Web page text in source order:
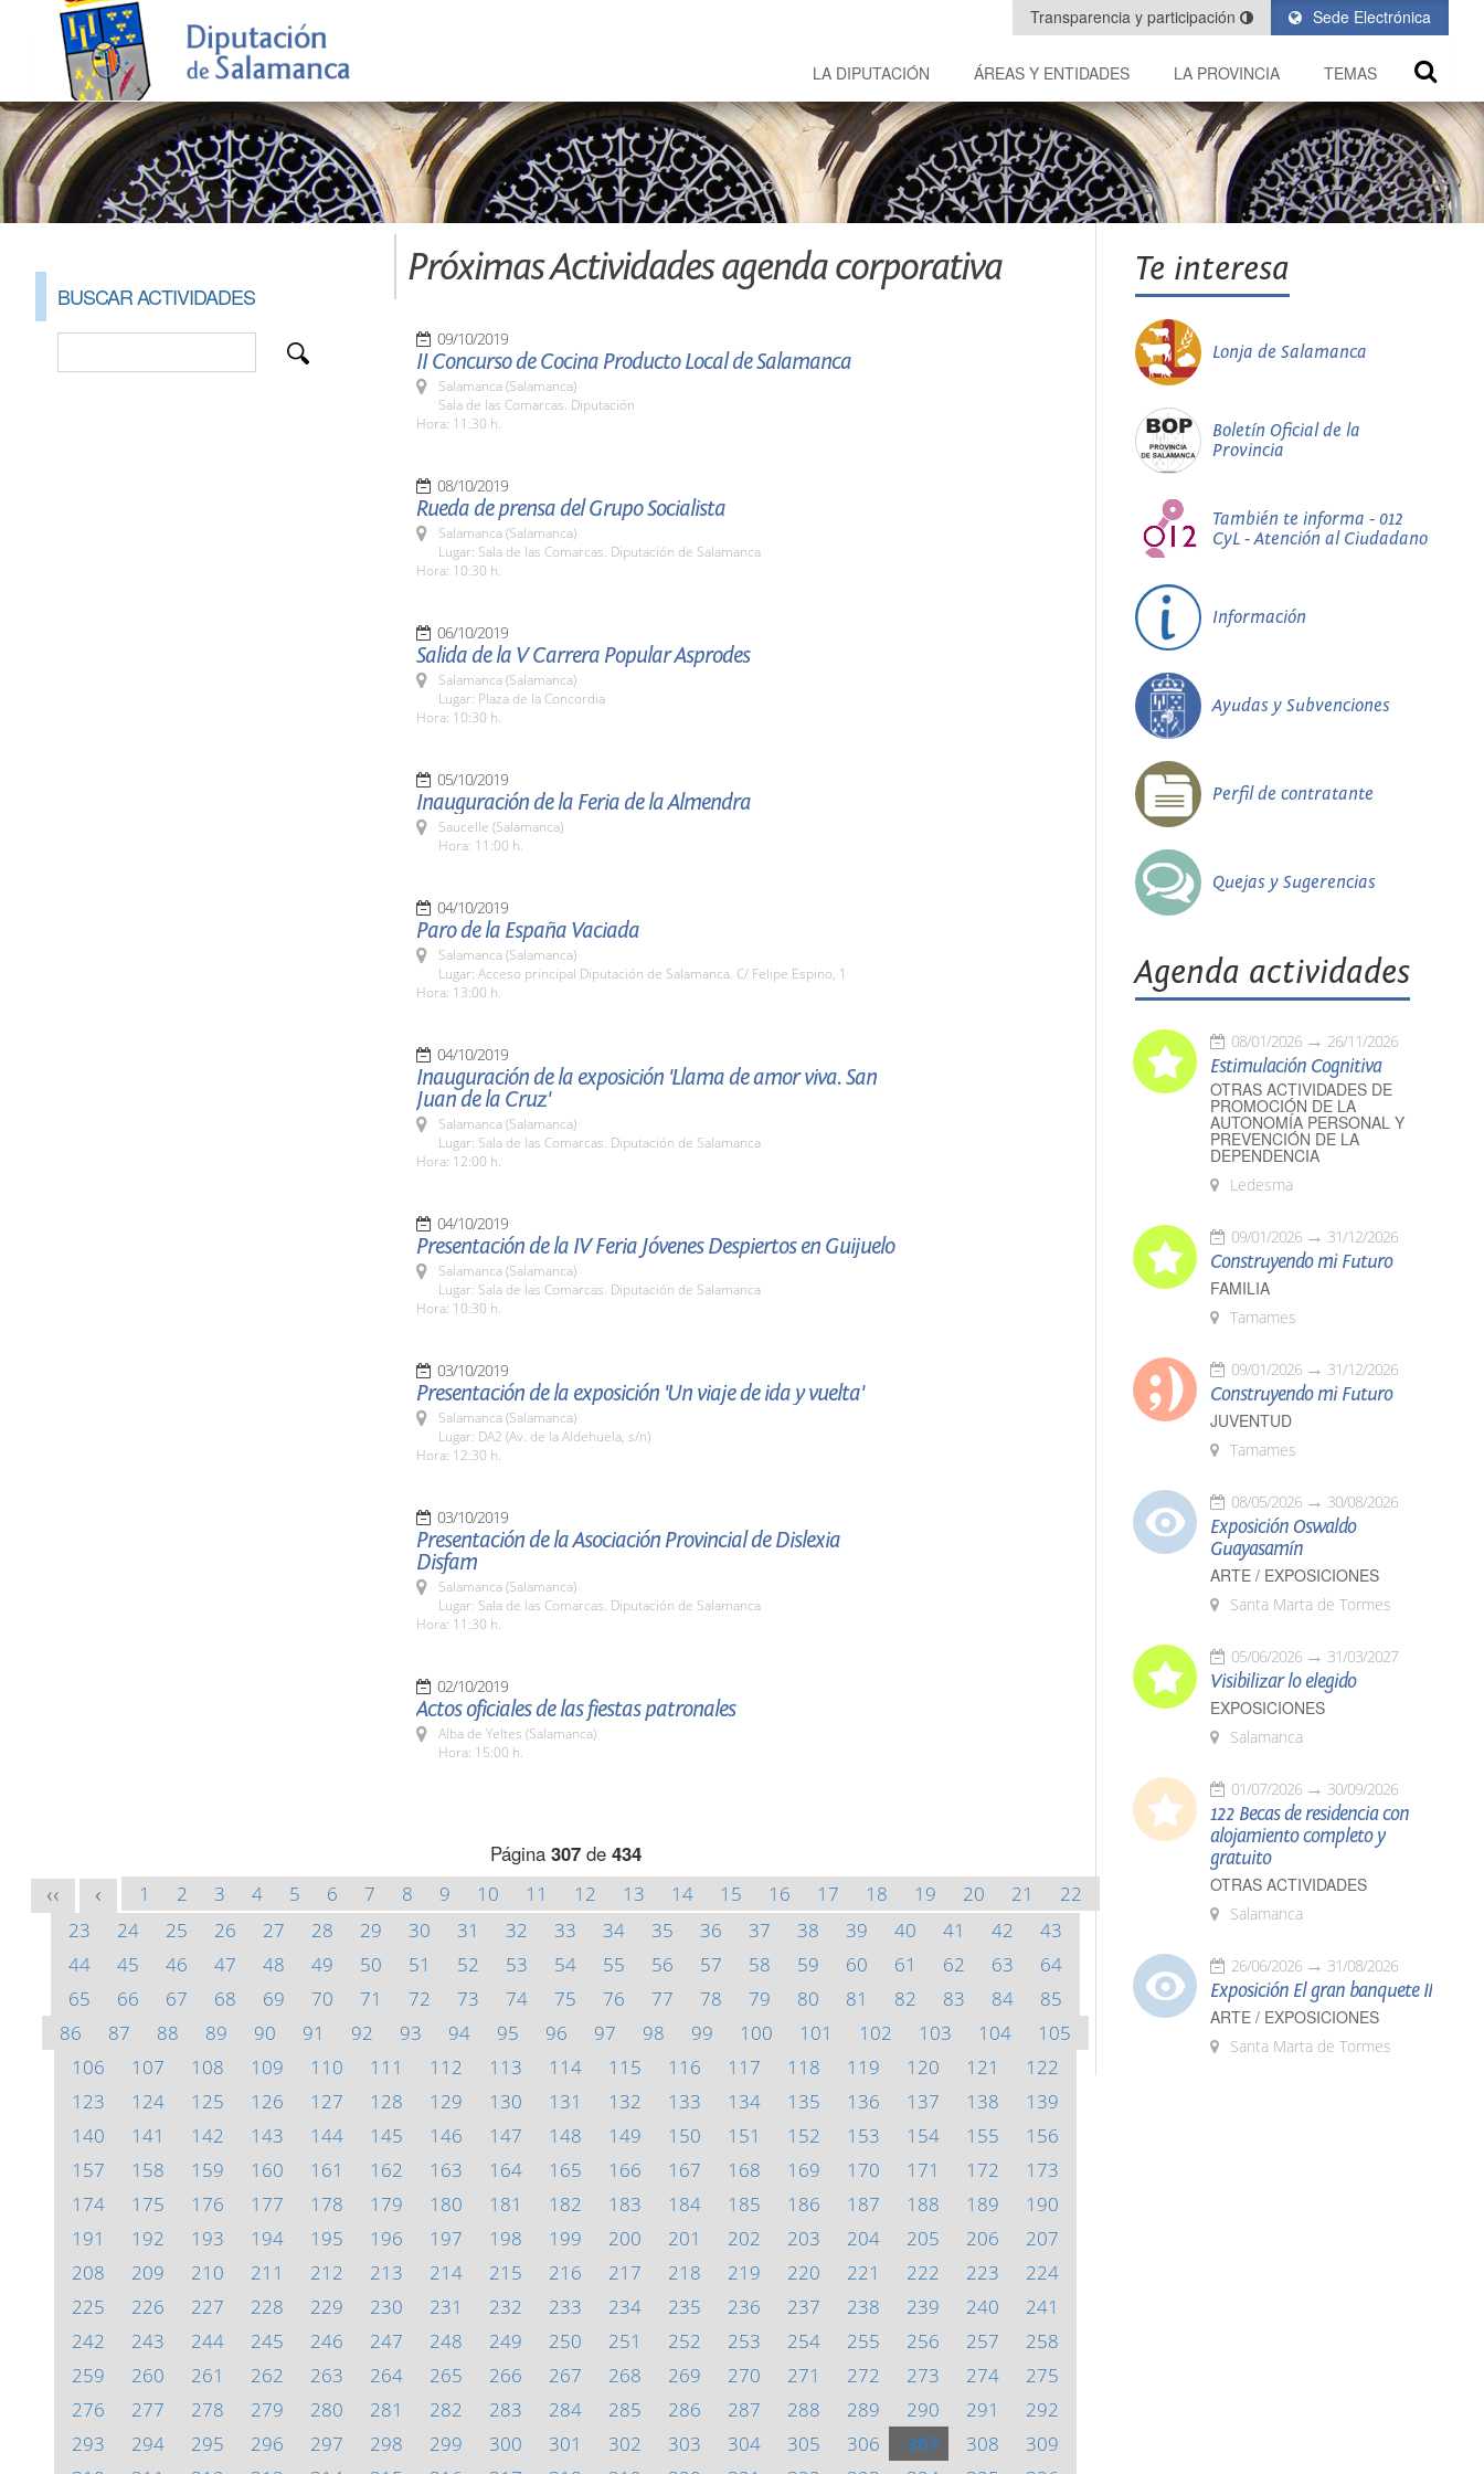
Sede Electrónica
Transparencia y participación
LA DIPUTACIÓN ÁREAS Y ENTIDADES LA PROVINCIA TEMAS
BUSCAR ACTIVIDADES
Próximas Actividades agenda corporativa
09/10/2019
II Concurso de Cocina Producto Local de Salamanca
Salamanca (Salamanca)
Sala de las Comarcas. Diputación
Hora: 11:30 h.
08/10/2019
Rueda de prensa del Grupo Socialista
Salamanca (Salamanca)
Lugar: Sala de las Comarcas. Diputación de Salamanca
Hora: 10:30 h.
06/10/2019
Salida de la V Carrera Popular Asprodes
Salamanca (Salamanca)
Lugar: Plaza de la Concordia
Hora: 10:30 h.
05/10/2019
Inauguración de la Feria de la Almendra
Saucelle (Salamanca)
Hora: 11:00 h.
04/10/2019
Paro de la España Vaciada
Salamanca (Salamanca)
Lugar: Acceso principal Diputación de Salamanca. C/ Felipe Espino, 1
Hora: 13:00 h.
04/10/2019
Inauguración de la exposición 'Llama de amor viva. San
Juan de la Cruz'
Salamanca (Salamanca)
Lugar: Sala de las Comarcas. Diputación de Salamanca
Hora: 12:00 h.
04/10/2019
Presentación de la IV Feria Jóvenes Despiertos en Guijuelo
Salamanca (Salamanca)
Lugar: Sala de las Comarcas. Diputación de Salamanca
Hora: 10:30 h.
03/10/2019
Presentación de la exposición 'Un viaje de ida y vuelta'
Salamanca (Salamanca)
Lugar: DA2 (Av. de la Aldehuela, s/n)
Hora: 12:30 h.
03/10/2019
Presentación de la Asociación Provincial de Dislexia
Disfam
Salamanca (Salamanca)
Lugar: Sala de las Comarcas. Diputación de Salamanca
Hora: 11:30 h.
02/10/2019
Actos oficiales de las fiestas patronales
Alba de Yeltes (Salamanca)
Hora: 15:00 h.
Página 307de 434
<< < 1 2 3 4 5 6 7 8 9 10 11 12 13 14 15 16 17 18 19 20 21
22
23
24 25 26 27 28 29 30 31 32 33 34 35 36 37 38 39 40 41 42
43
44
45 46 47 48 49 50 51 52 53 54 55 56 57 58 59 60 61 62 63
64
65
66 67 68 69 70 71 72 73 74 75 76 77 78 79 80 81 82 83 84
85
86
87 88 89 90 91 92 93 94 95 96 97 98 99 100 101 102 103 104
105
106
107 108 109 110 111 112 113 114 115 116 117 118 119 120 121
122
123
124 125 126 127 128 129 130 131 132 133 134 135 136 137 138
139
140
141 142 143 144 145 146 147 148 149 150 151 152 153 154 155
156
157
158 159 160 161 162 163 164 165 166 167 168 169 170 171 172
173
174
175 176 177 178 179 180 181 182 183 184 185 186 187 188 189
190
191
192 193 194 195 196 197 198 199 200 201 202 203 204 205 206
207
208
209 210 211 212 213 214 215 216 217 218 219 220 221 222 223
224
225
226 227 228 229 230 231 232 233 234 235 236 237 238 239 240
241
242
243 244 245 246 247 248 249 250 251 252 253 254 255 256 257
258
259
260 261 262 263 264 265 266 267 268 269 270 271 272 273 274
275
276
277 278 279 280 281 282 283 284 285 286 287 288 289 290 291
292
293
294 295 296 297 298 299 300 301 302 303 304 305 306 307 308
309
Te interesa
Lonja de Salamanca
Boletín Oficial de la
Provincia
También te informa - 012
CyL - Atención al Ciudadano
Información
Ayudas y Subvenciones
Perfil de contratante
Quejas y Sugerencias
Agenda actividades
08/01/2026 26/11/2026
Estimulación Cognitiva
OTRAS ACTIVIDADES DE
PROMOCIÓN DE LA
AUTONOMÍA PERSONAL Y
PREVENCIÓN DE LA
DEPENDENCIA
Ledesma
09/01/2026 31/12/2026
Construyendo mi Futuro
FAMILIA
Tamames
09/01/2026 31/12/2026
Construyendo mi Futuro
JUVENTUD
Tamames
08/05/2026 30/08/2026
Exposición Oswaldo
Guayasamín
ARTE / EXPOSICIONES
Santa Marta de Tormes
05/06/2026 31/03/2027
Visibilizar lo elegido
EXPOSICIONES
Salamanca
01/07/2026 30/09/2026
122 Becas de residencia con
alojamiento completo y
gratuito
OTRAS ACTIVIDADES
Salamanca
26/06/2026 31/08/2026
Exposición El gran banquete II
ARTE / EXPOSICIONES
Santa Marta de Tormes